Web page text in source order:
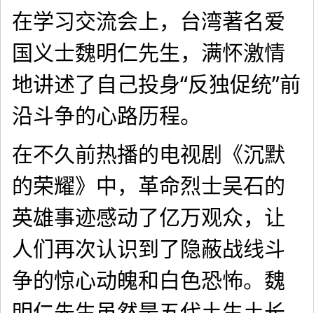
在学习交流会上，台湾著名爱
国义士魏明仁先生，满怀激情
地讲述了自己投身“反独促统”前
沿斗争的心路历程。
在不久前热播的电视剧《沉默
的荣耀》中，革命烈士吴石的
英雄事迹感动了亿万观众，让
人们再次认识到了隐蔽战线斗
争的惊心动魄和白色恐怖。魏